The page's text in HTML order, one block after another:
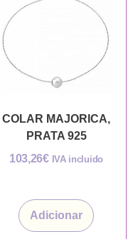
COLAR MAJORICA,
PRATA 925
103,26€ IVA incluido
Adicionar